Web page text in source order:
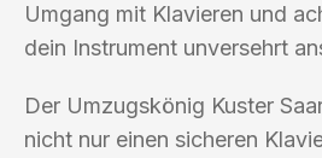
Umgang mit Klavieren und
dein Instrument unversehrt
Der Umzugskönig Kuster
nicht nur einen sicheren